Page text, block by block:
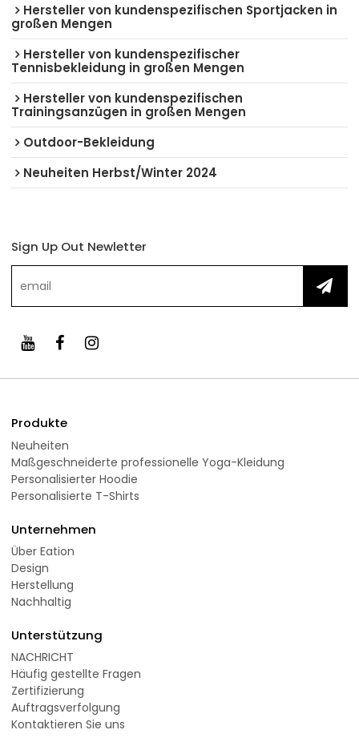
Hersteller von kundenspezifischen Sportjacken in
großen Mengen
Hersteller von kundenspezifischer
Tennisbekleidung in großen Mengen
Hersteller von kundenspezifischen
Trainingsanzügen in großen Mengen
Outdoor-Bekleidung
Neuheiten Herbst/Winter 2024
Sign Up Out Newletter
Produkte
Neuheiten
Maßgeschneiderte professionelle Yoga-Kleidung
Personalisierter Hoodie
Personalisierte T-Shirts
Unternehmen
Über Eation
Design
Herstellung
Nachhaltig
Unterstützung
NACHRICHT
Häufig gestellte Fragen
Zertifizierung
Auftragsverfolgung
Kontaktieren Sie uns